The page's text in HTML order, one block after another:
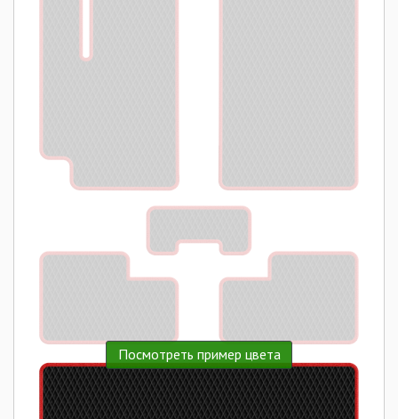
Посмотреть пример цвета